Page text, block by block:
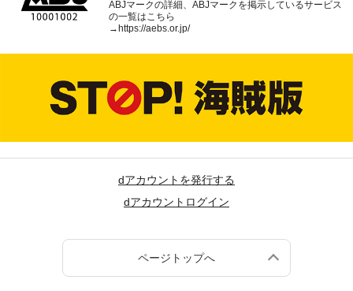
ABJマークの詳細、ABJマークを掲示しているサービス
の一覧はこちら
→https://aebs.or.jp/
dアカウントを発行する
dアカウントログイン
ページトップへ